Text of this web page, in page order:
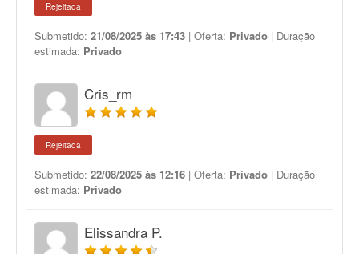
Rejeitada
Submetido: 21/08/2025 às 17:43 | Oferta: Privado | Duração
estimada: Privado
Cris_rm
Rejeitada
Submetido: 22/08/2025 às 12:16 | Oferta: Privado | Duração
estimada: Privado
Elissandra P.